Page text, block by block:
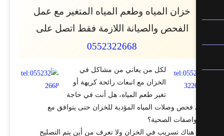
خزان المياه وطعم المياه المتغير مع عمل
الفحص والصيانة اللازمة فقط اتصل على
0552322668
لكل من يعاني من مشاكل في
الخزان مع انبعاث رائحة كريهة أو
تغير طعم المياه، هل أنت في حاجة
فحص وصلات المياه المؤدية للخزان حتى يتوافق مع
الصحية؟
تسريب في الخزان ولا تعرف من أين يتم التصليح